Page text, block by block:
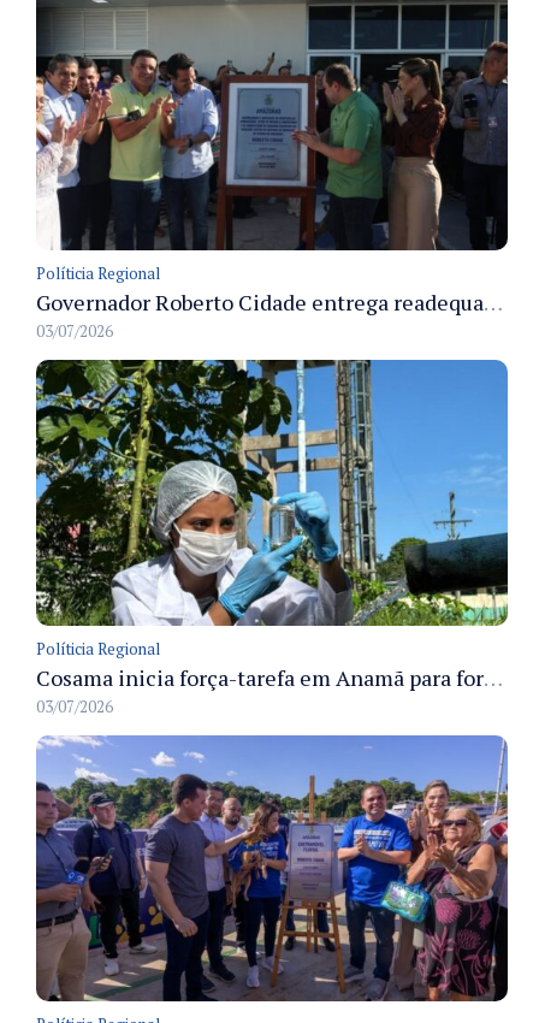
Políticia Regional
Governador Roberto Cidade entrega readequação do ambulatório da FCecon e amplia capacidade de atendimento oncológico em Manaus
03/07/2026
Políticia Regional
Cosama inicia força-tarefa em Anamã para fortalecer abastecimento de água e segurança hídrica da população
03/07/2026